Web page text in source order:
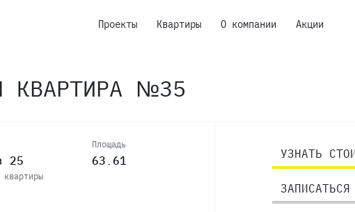
Проекты Квартиры О компании Акции
КВАРТИРА №35
25
квартиры
Площадь
63.61 УЗНАТЬ